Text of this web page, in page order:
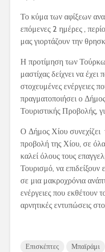
Το κύμα των αφίξεων
επόμενες 2 ημέρες ,
μας γιορτάζουν την
Η προτίμηση των
μαστίχας δείχνει να έχει
στοχευμένες ενέργειες
πραγματοποιήσει ο
Τουριστικής Προβολής,
Ο Δήμος Χίου συνεχίζει
προβολή της Χίου, σε
καλεί όλους τους
Τουρισμό, να επιδείξουν
σε μια μακροχρόνια
ενέργειες που εκθέτουν
αρνητικές εντυπώσεις
Επισκέπτες Μπαϊράμι